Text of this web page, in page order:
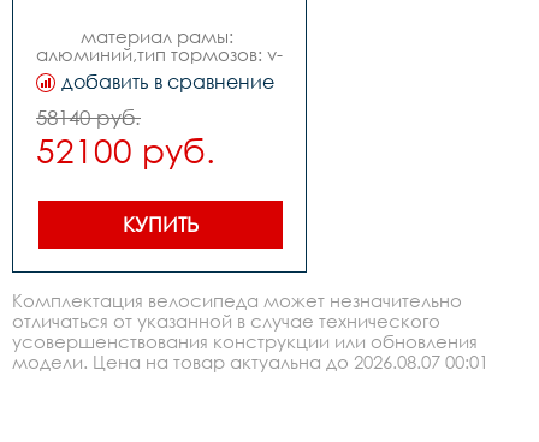
материал рамы:
алюминий,тип тормозов: v-
br-ободной,диаметр
колес: 26,количество
скоростей- 3,размер
рамы велосипеда-
16,вилка передняя-
жесткая, стальная,рулевая
резьбовая,каретка-
наборная,система-
стальалюминий, 38т,втулка
передняя- алюм.,
гайка,втулка задняя- сталь,
tss33,трещотказвёздочкакассета-
звёздочка,
22т,переключатель
скоростей
передний-,переключатель
добавить в сравнение
58140 руб.
52100 руб.
КУПИТЬ
Комплектация велосипеда может незначительно
отличаться от указанной в случае технического
усовершенствования конструкции или обновления
модели. Цена на товар актуальна до 2026.08.07 00:01